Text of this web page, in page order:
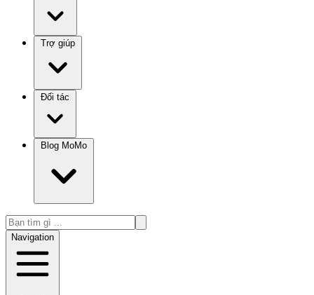
Trợ giúp
Đối tác
Blog MoMo
Navigation